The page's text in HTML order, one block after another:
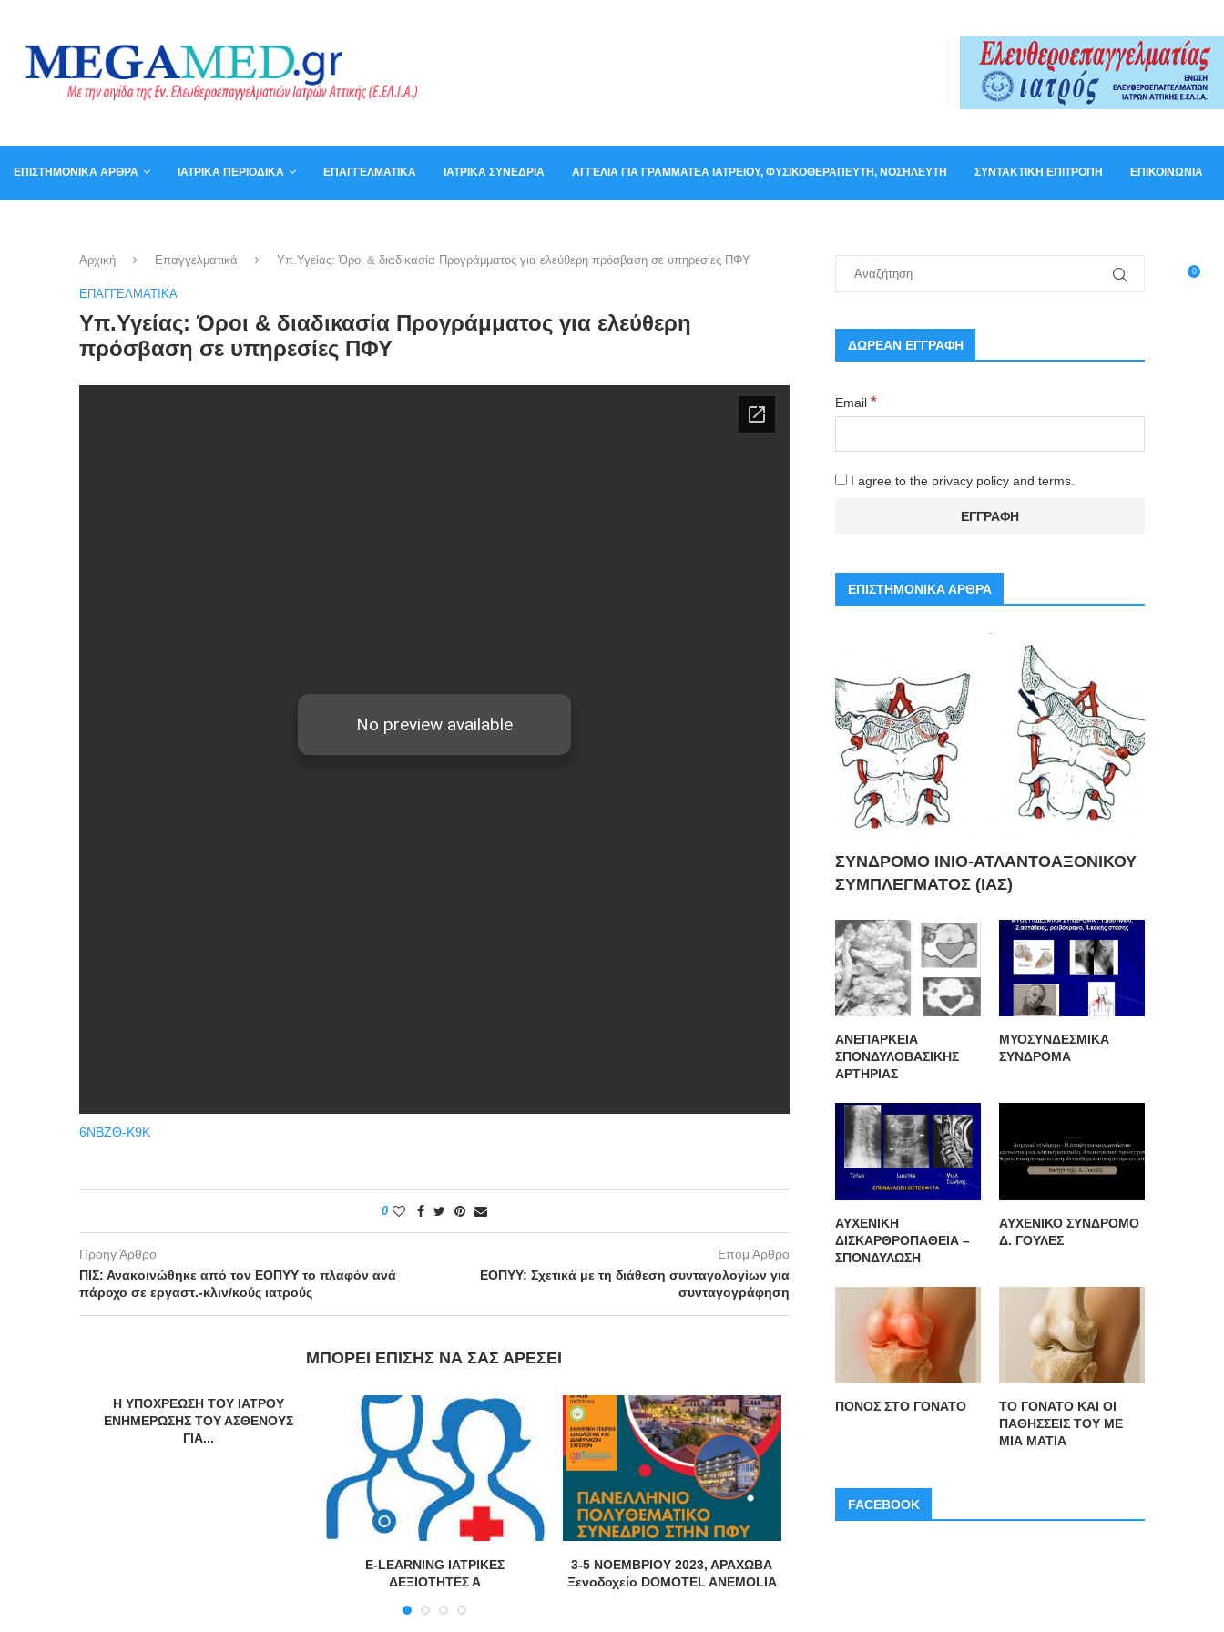
ΕΠΙΣΤΗΜΟΝΙΚΆ ΆΡΘΡΑ ΙΑΤΡΙΚΆ ΠΕΡΙΟΔΙΚΆ ΕΠΑΓΓΕΛΜΑΤΙΚΆ ΙΑΤΡΙΚΆ ΣΥΝΈΔΡΙΑ ΑΓΓΕΛΊΑ ΓΙΑ ΓΡΑΜΜΑΤΈΑ ΙΑΤΡΕΊΟΥ, ΦΥΣΙΚΟΘΕΡΑΠΕΥΤΉ, ΝΟΣΗΛΕΥΤΉ ΣΥΝΤΑΚΤΙΚΉ ΕΠΙΤΡΟΠΉ ΕΠΙΚΟΙΝΩΝΊΑ
0
Αρχική Επαγγελματικά Υπ.Υγείας: Όροι & διαδικασία Προγράμματος για ελεύθερη πρόσβαση σε υπηρεσίες ΠΦΥ
ΕΠΑΓΓΕΛΜΑΤΙΚΆ
Υπ.Υγείας: Όροι & διαδικασία Προγράμματος για ελεύθερη
πρόσβαση σε υπηρεσίες ΠΦΥ
6ΝΒΖΘ-Κ9Κ
0
Προηγ Άρθρο
ΠΙΣ: Ανακοινώθηκε από τον ΕΟΠΥΥ το πλαφόν ανά
πάροχο σε εργαστ.-κλιν/κούς ιατρούς
Επομ Άρθρο
ΕΟΠΥΥ: Σχετικά με τη διάθεση συνταγολογίων για
συνταγογράφηση
ΜΠΟΡΕΊ ΕΠΊΣΗΣ ΝΑ ΣΑΣ ΑΡΈΣΕΙ
Η ΥΠΟΧΡΕΩΣΗ ΤΟΥ ΙΑΤΡΟΥ
ΕΝΗΜΕΡΩΣΗΣ ΤΟΥ ΑΣΘΕΝΟΥΣ
ΓΙΑ...
E-LEARNING ΙΑΤΡΙΚΕΣ
ΔΕΞΙΟΤΗΤΕΣ Α
3-5 ΝΟΕΜΒΡΙΟΥ 2023, ΑΡΑΧΩΒΑ
Ξενοδοχείο DOMOTEL ANEMOLIA
ΔΩΡΕΑΝ ΕΓΓΡΑΦΗ
Email *
I agree to the privacy policy and terms.
ΕΠΙΣΤΗΜΟΝΙΚΑ ΑΡΘΡΑ
ΣΥΝΔΡΟΜΟ ΙΝΙΟ-ΑΤΛΑΝΤΟΑΞΟΝΙΚΟΥ
ΣΥΜΠΛΕΓΜΑΤΟΣ (ΙΑΣ)
ΑΝΕΠΑΡΚΕΙΑ
ΣΠΟΝΔΥΛΟΒΑΣΙΚΗΣ
ΑΡΤΗΡΙΑΣ
ΜΥΟΣΥΝΔΕΣΜΙΚΑ
ΣΥΝΔΡΟΜΑ
ΑΥΧΕΝΙΚΗ
ΔΙΣΚΑΡΘΡΟΠΑΘΕΙΑ –
ΣΠΟΝΔΥΛΩΣΗ
ΑΥΧΕΝΙΚΟ ΣΥΝΔΡΟΜΟ
Δ. ΓΟΥΛΕΣ
ΠΟΝΟΣ ΣΤΟ ΓΟΝΑΤΟ
ΤΟ ΓΟΝΑΤΟ ΚΑΙ ΟΙ
ΠΑΘΗΣΣΕΙΣ ΤΟΥ ΜΕ
ΜΙΑ ΜΑΤΙΑ
FACEBOOK